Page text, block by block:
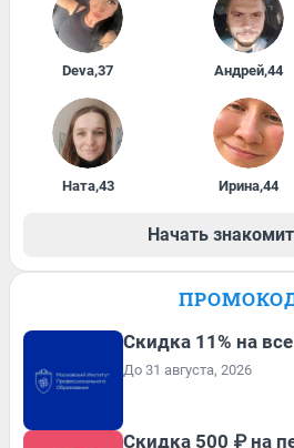
Deva,37 Андрей,44
Ната,43 Ирина,44
Начать
Скидка 11% на
До 31 августа, 2026
Скидка 500 ₽ на